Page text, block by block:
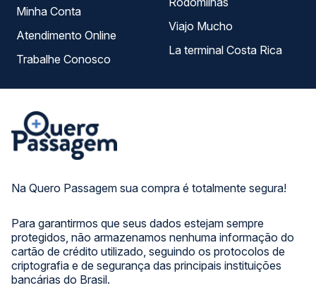
Na Quero Passagem sua compra é totalmente segura!
Para garantirmos que seus dados estejam sempre
protegidos, não armazenamos nenhuma informação do
cartão de crédito utilizado, seguindo os protocolos de
criptografia e de segurança das principais instituições
bancárias do Brasil.
Minha Conta
Atendimento Online
Trabalhe Conosco
Viajo Mucho
La terminal Costa Rica